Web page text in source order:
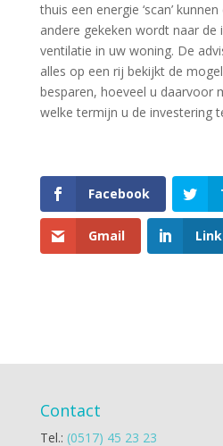
thuis een energie ‘scan’
andere gekeken wordt naar de
ventilatie in uw woning. De
alles op een rij bekijkt de
besparen, hoeveel u daarvoor
welke termijn u de investering
Facebook
Gmail
Contact
Tel.: (0517) 45 23 23